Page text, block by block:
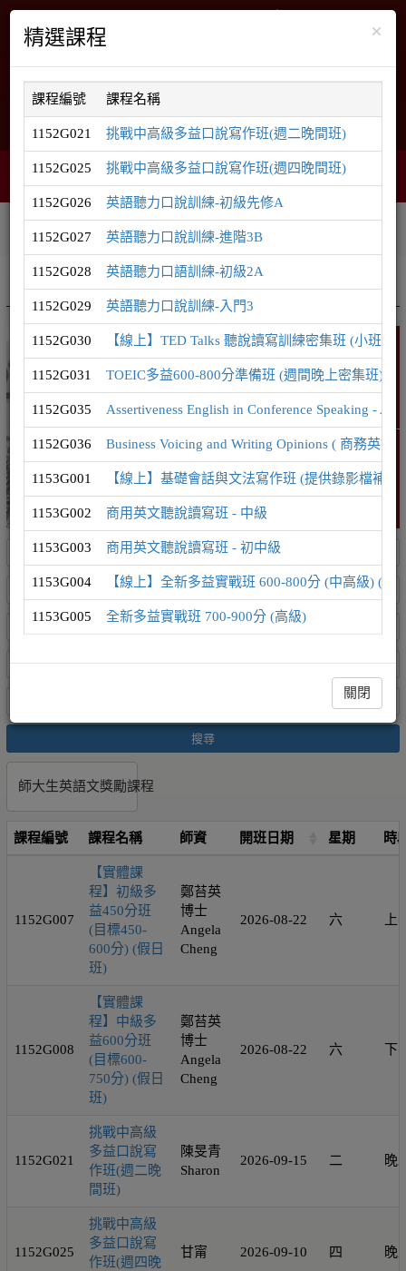
English 網站導覽
網頁選單
購物車 0
課程系列
相關連結
推廣課程 英語系列
英語
精選課程
搜尋
師大生英語文獎勵課程
課程編號 課程名稱 師資 開班日期 星期 時
1152G007
【實體課
程】初級多
益450分班
(目標450-
600分) (假日
班)
鄭苔英
博士
Angela
Cheng
2026-08-22 六 上
1152G008
【實體課
程】中級多
益600分班
(目標600-
750分) (假日
班)
鄭苔英
博士
Angela
Cheng
2026-08-22 六 下
1152G021
挑戰中高級
多益口說寫
作班(週二晚
間班)
陳旻青
Sharon
2026-09-15 二 晚
1152G025
挑戰中高級
多益口說寫
作班(週四晚
甘甯 2026-09-10 四 晚
×
精選課程
課程編號 課程名稱
1152G021 挑戰中高級多益口說寫作班(週二晚間班)
1152G025 挑戰中高級多益口說寫作班(週四晚間班)
1152G026 英語聽力口說訓練-初級先修A
1152G027 英語聽力口說訓練-進階3B
1152G028 英語聽力口語訓練-初級2A
1152G029 英語聽力口說訓練-入門3
1152G030 【線上】TED Talks 聽說讀寫訓練密集班 (小班制
1152G031 TOEIC多益600-800分準備班 (週間晚上密集班)
1152G035 Assertiveness English in Conference Speaking -
1152G036 Business Voicing and Writing Opinions ( 商務英語
1153G001 【線上】基礎會話與文法寫作班 (提供錄影檔補課
1153G002 商用英文聽說讀寫班 - 中級
1153G003 商用英文聽說讀寫班 - 初中級
1153G004 【線上】全新多益實戰班 600-800分 (中高級) (提
1153G005 全新多益實戰班 700-900分 (高級)
關閉